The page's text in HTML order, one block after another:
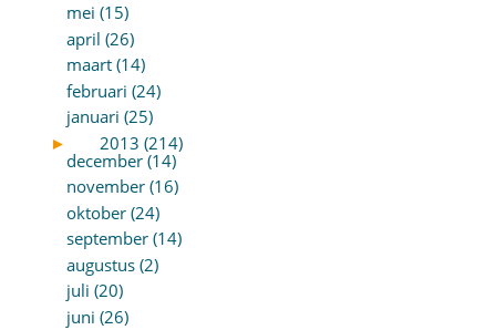
mei (15)
april (26)
maart (14)
februari (24)
januari (25)
►
2013 (214)
december (14)
november (16)
oktober (24)
september (14)
augustus (2)
juli (20)
juni (26)